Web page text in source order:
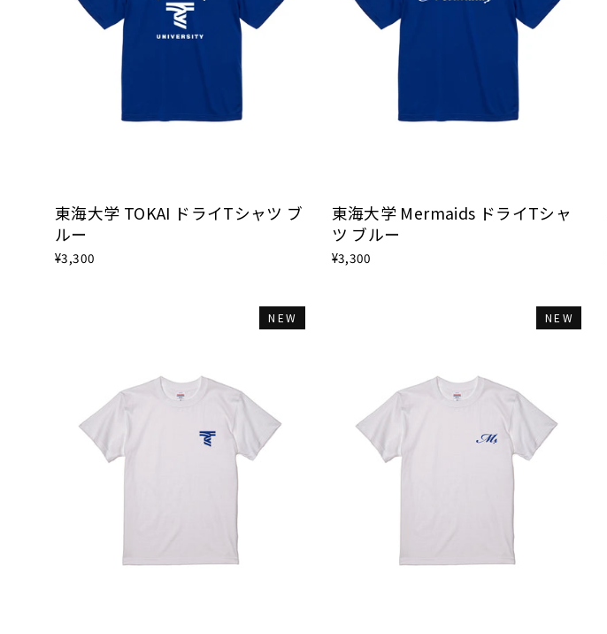
東海大学 TOKAI ドライTシャツ ブ
ルー
¥3,300
東海大学 Mermaids ドライTシャ
ツ ブルー
¥3,300
NEW NEW